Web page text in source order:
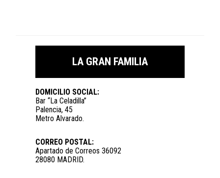
LA GRAN FAMILIA
DOMICILIO SOCIAL:
Bar “La Celadilla”
Palencia, 45
Metro Alvarado.
CORREO POSTAL:
Apartado de Correos 36092
28080 MADRID.